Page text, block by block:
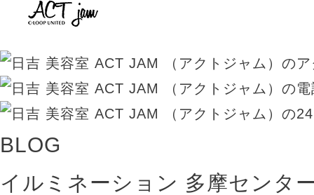
BLOG
イルミネーション 多摩センタ